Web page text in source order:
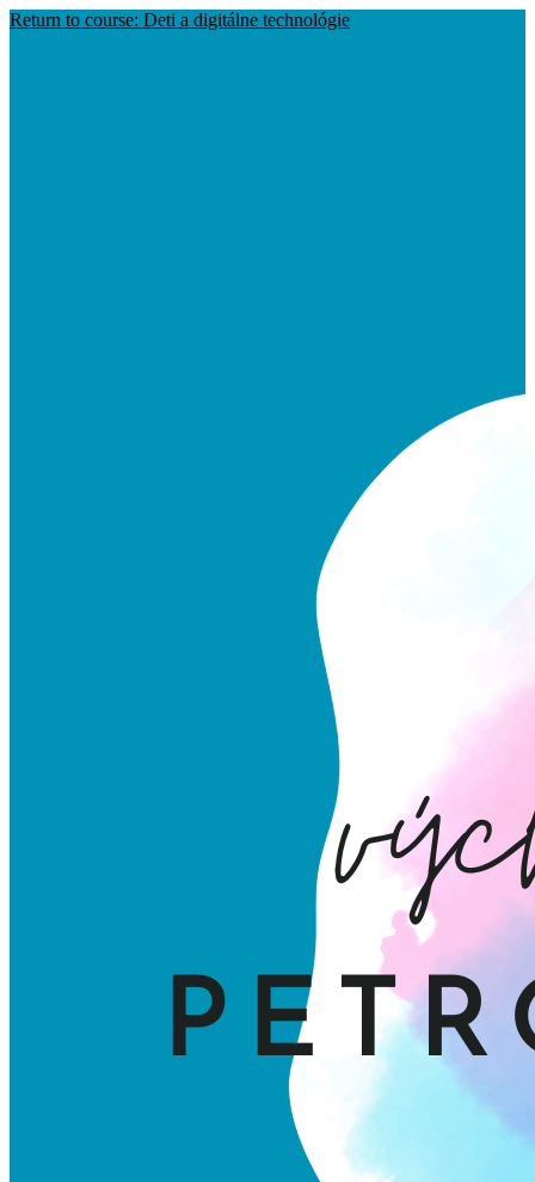
Return to course: Deti a digitálne technológie